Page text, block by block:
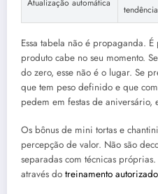
Atualização automática
Essa tabela não é propaganda.
produto cabe no seu momento.
do zero, esse não é o lugar. Se
que tem peso definido e que
pedem em festas de aniversário,
Os bônus de mini tortas e
percepção de valor. Não são
separadas com técnicas
através do treinamento